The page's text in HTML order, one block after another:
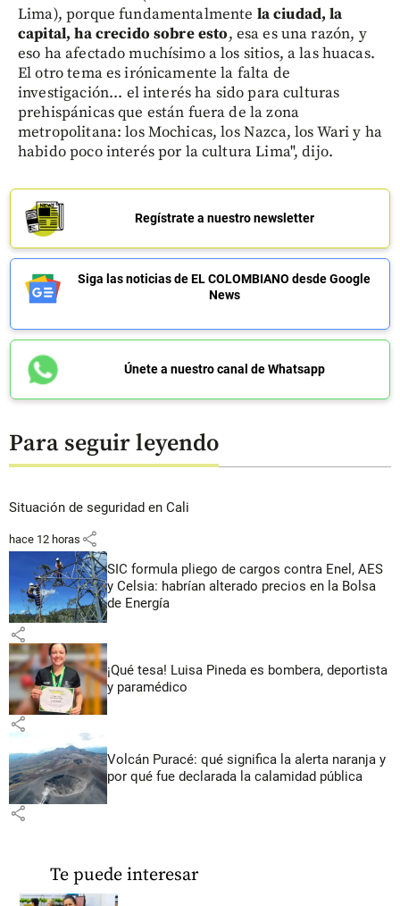
Lima), porque fundamentalmente la ciudad, la
capital, ha crecido sobre esto, esa es una razón, y
eso ha afectado muchísimo a los sitios, a las huacas.
El otro tema es irónicamente la falta de
investigación... el interés ha sido para culturas
prehispánicas que están fuera de la zona
metropolitana: los Mochicas, los Nazca, los Wari y ha
habido poco interés por la cultura Lima", dijo.
Regístrate a nuestro newsletter
Siga las noticias de EL COLOMBIANO desde Google
News
Únete a nuestro canal de Whatsapp
Para seguir leyendo
Situación de seguridad en Cali
hace 12 horas share
SIC formula pliego de cargos contra Enel, AES
y Celsia: habrían alterado precios en la Bolsa
de Energía
share
¡Qué tesa! Luisa Pineda es bombera, deportista
y paramédico
share
Volcán Puracé: qué significa la alerta naranja y
por qué fue declarada la calamidad pública
share
Te puede interesar